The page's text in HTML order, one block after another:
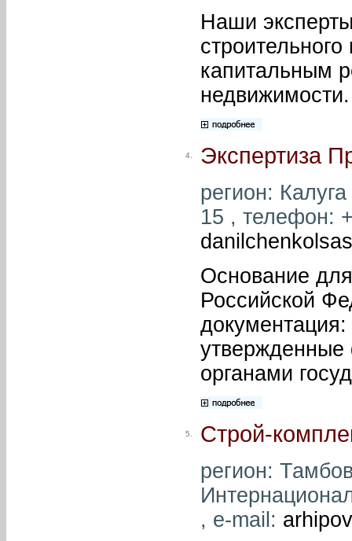
Наши
капитальным
недвижимости.
4. Экспертиза
регион:
15 , телефон:
Основание
Российской
органами
5. Строй-
регион:
, e-mail: